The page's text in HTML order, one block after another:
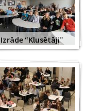
Izrāde “Klusētāji”